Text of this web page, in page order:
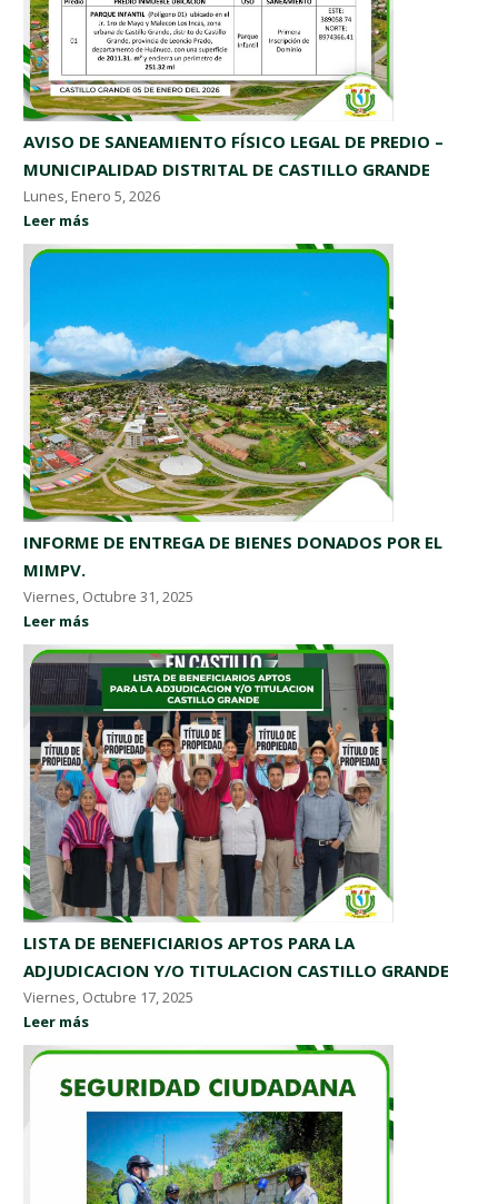
AVISO DE SANEAMIENTO FÍSICO LEGAL DE PREDIO –
MUNICIPALIDAD DISTRITAL DE CASTILLO GRANDE
Lunes, Enero 5, 2026
Leer más
INFORME DE ENTREGA DE BIENES DONADOS POR EL
MIMPV.
Viernes, Octubre 31, 2025
Leer más
LISTA DE BENEFICIARIOS APTOS PARA LA
ADJUDICACION Y/O TITULACION CASTILLO GRANDE
Viernes, Octubre 17, 2025
Leer más